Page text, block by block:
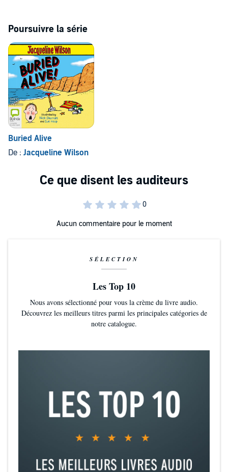
Poursuivre la série
Buried Alive
De : Jacqueline Wilson
Aucun commentaire pour le moment
SÉLECTION
Les Top 10
Nous avons sélectionné pour vous la crème du livre audio.
Découvrez les meilleurs titres parmi les principales catégories de
notre catalogue.